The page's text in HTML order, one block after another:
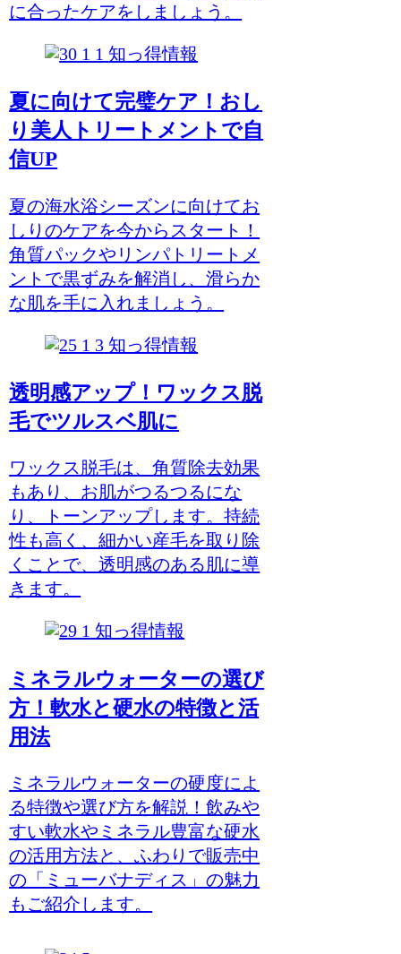
に合ったケアをしましょう。
知っ得情報
夏に向けて完璧ケア！おし
り美人トリートメントで自
信UP
夏の海水浴シーズンに向けてお
しりのケアを今からスタート！
角質パックやリンパトリートメ
ントで黒ずみを解消し、滑らか
な肌を手に入れましょう。
知っ得情報
透明感アップ！ワックス脱
毛でツルスベ肌に
ワックス脱毛は、角質除去効果
もあり、お肌がつるつるにな
り、トーンアップします。持続
性も高く、細かい産毛を取り除
くことで、透明感のある肌に導
きます。
知っ得情報
ミネラルウォーターの選び
方！軟水と硬水の特徴と活
用法
ミネラルウォーターの硬度によ
る特徴や選び方を解説！飲みや
すい軟水やミネラル豊富な硬水
の活用方法と、ふわりで販売中
の「ミューバナディス」の魅力
もご紹介します。